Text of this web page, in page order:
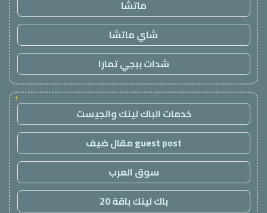
ماتشا
شاي ماتشا
شدات ببجي تمارا
!
خدمات الباك لينك والجيست
guest post مقال ضيف
سوق العرب
باك لينك باقة 20